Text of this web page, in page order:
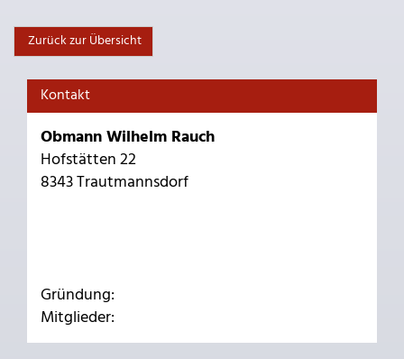
Zurück zur Übersicht
Kontakt
Obmann Wilhelm Rauch
Hofstätten 22
8343 Trautmannsdorf
Gründung:
Mitglieder: